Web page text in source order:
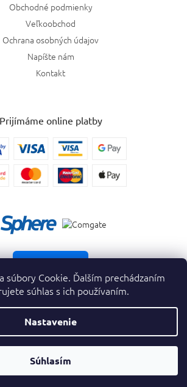
súbory Cookie. Ďalším prechádzaním
súhlas s ich používaním.
Nastavenie
Súhlasím
Obchodné podmienky
Veľkoobchod
Ochrana osobných údajov
Napíšte nám
Kontakt
Prijímáme online platby
Shoptet Premium
krasnevone.sk. Všetky práva vyhradené.
Prevodník
Parfumov